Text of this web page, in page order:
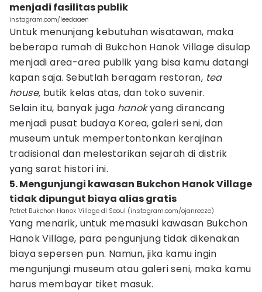
menjadi fasilitas publik
instagram.com/leedaaen
Untuk menunjang kebutuhan wisatawan, maka
beberapa rumah di Bukchon Hanok Village disulap
menjadi area-area publik yang bisa kamu datangi
kapan saja. Sebutlah beragam restoran, tea
house, butik kelas atas, dan toko suvenir.
Selain itu, banyak juga hanokyang dirancang
menjadi pusat budaya Korea, galeri seni, dan
museum untuk mempertontonkan kerajinan
tradisional dan melestarikan sejarah di distrik
yang sarat histori ini.
5. Mengunjungi kawasan Bukchon Hanok Village
tidak dipungut biaya alias gratis
Potret Bukchon Hanok Village di Seoul (instagram.com/ojanreeze)
Yang menarik, untuk memasuki kawasan Bukchon
Hanok Village, para pengunjung tidak dikenakan
biaya sepersen pun. Namun, jika kamu ingin
mengunjungi museum atau galeri seni, maka kamu
harus membayar tiket masuk.